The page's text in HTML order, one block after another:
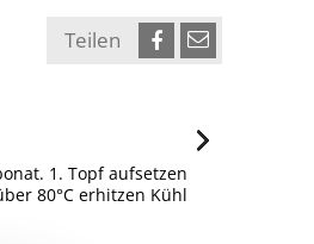
Teilen
1. Topf aufsetzen
80°C erhitzen Kühl